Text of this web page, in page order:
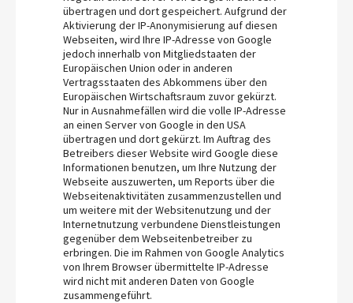
übertragen und dort gespeichert. Aufgrund der
Aktivierung der IP-Anonymisierung auf diesen
Webseiten, wird Ihre IP-Adresse von Google
jedoch innerhalb von Mitgliedstaaten der
Europäischen Union oder in anderen
Vertragsstaaten des Abkommens über den
Europäischen Wirtschaftsraum zuvor gekürzt.
Nur in Ausnahmefällen wird die volle IP-Adresse
an einen Server von Google in den USA
übertragen und dort gekürzt. Im Auftrag des
Betreibers dieser Website wird Google diese
Informationen benutzen, um Ihre Nutzung der
Webseite auszuwerten, um Reports über die
Webseitenaktivitäten zusammenzustellen und
um weitere mit der Websitenutzung und der
Internetnutzung verbundene Dienstleistungen
gegenüber dem Webseitenbetreiber zu
erbringen. Die im Rahmen von Google Analytics
von Ihrem Browser übermittelte IP-Adresse
wird nicht mit anderen Daten von Google
zusammengeführt.